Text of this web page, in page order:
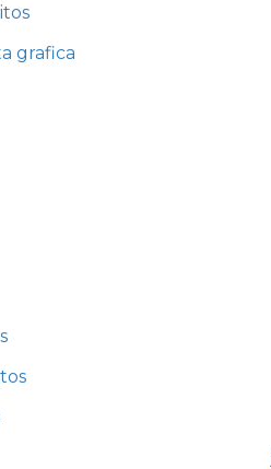
grafica